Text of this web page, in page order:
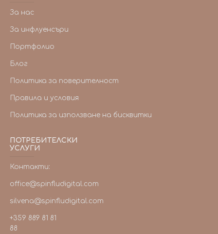
За нас
За инфлуенсъри
Портфолио
Блог
Политика за поверителност
Правила и условия
Политика за използване на бисквитки
ПОТРЕБИТЕЛСКИ
УСЛУГИ
Контакти:
office@spinfludigital.com
silvena@spinfludigital.com
+359 889 81 81
88